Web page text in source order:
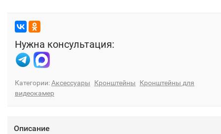
Нужна консультация:
Категории:Аксессуары Кронштейны
Кронштейны для
видеокамер
Описание